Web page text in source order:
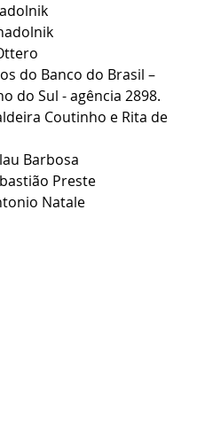
do Banco do Brasil –
do Sul - agência 2898.
Coutinho e Rita de
Barbosa
Preste
Natale